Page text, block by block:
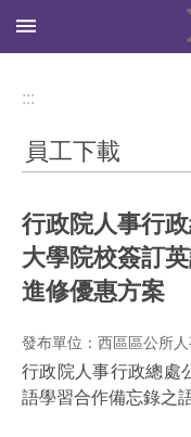
跳到主要內容區塊
搜
西
區
公
所
里
鄰
社
區
:::
員工下載
行政院人事行
大學院校簽訂
進修優惠方案
發布單位：西區區公所
行政院人事行政總處
語學習合作備忘錄之